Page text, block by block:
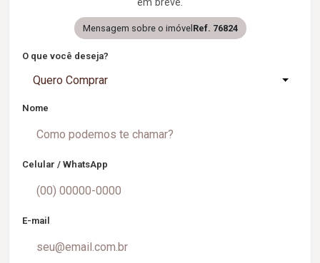
em breve.
Mensagem sobre o imóvel Ref. 76824
O que você deseja?
Quero Comprar
Nome
Celular / WhatsApp
E-mail